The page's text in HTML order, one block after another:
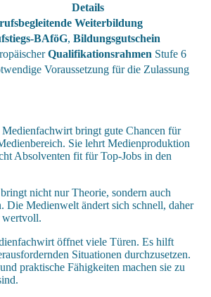
Details
Weiterbildung
BAföG, Bildungsgutschein
Qualifikationsrahmen Stufe 6
Voraussetzung für die Zulassung
bringt gute Chancen für
Sie lehrt Medienproduktion
Absolventen fit für Top-Jobs in den
bringt nicht nur Theorie, sondern auch
Die Medienwelt ändert sich schnell, daher
wertvoll.
öffnet viele Türen. Es hilft
Situationen durchzusetzen.
praktische Fähigkeiten machen sie zu